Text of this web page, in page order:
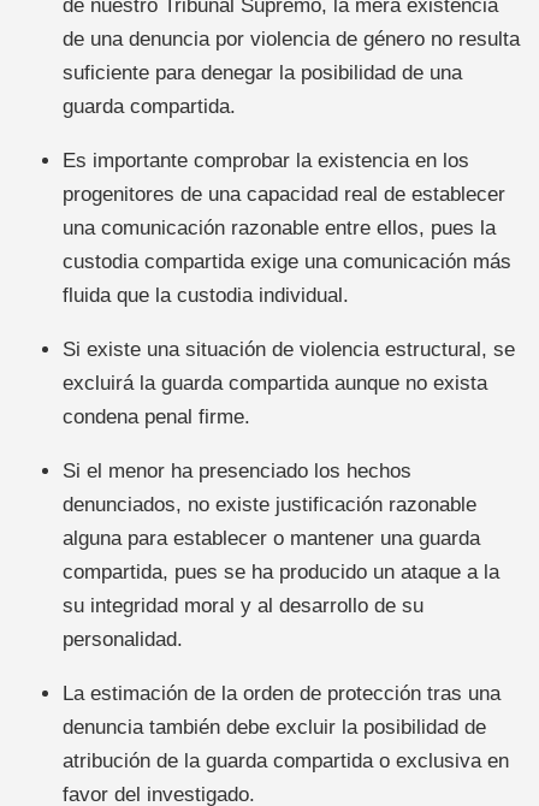
de nuestro Tribunal Supremo, la mera existencia
de una denuncia por violencia de género no resulta
suficiente para denegar la posibilidad de una
guarda compartida.
Es importante comprobar la existencia en los
progenitores de una capacidad real de establecer
una comunicación razonable entre ellos, pues la
custodia compartida exige una comunicación más
fluida que la custodia individual.
Si existe una situación de violencia estructural, se
excluirá la guarda compartida aunque no exista
condena penal firme.
Si el menor ha presenciado los hechos
denunciados, no existe justificación razonable
alguna para establecer o mantener una guarda
compartida, pues se ha producido un ataque a la
su integridad moral y al desarrollo de su
personalidad.
La estimación de la orden de protección tras una
denuncia también debe excluir la posibilidad de
atribución de la guarda compartida o exclusiva en
favor del investigado.